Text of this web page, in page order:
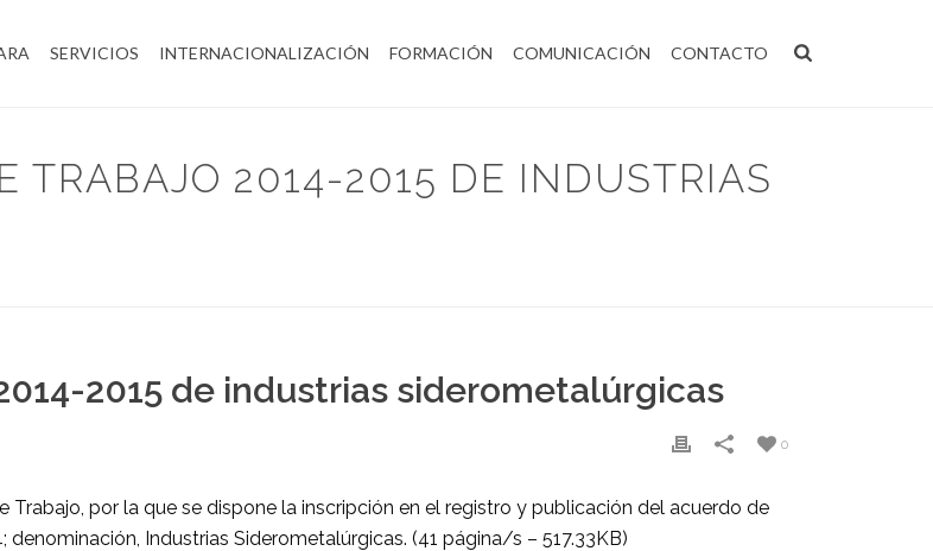
SERVICIOS INTERNACIONALIZACIÓN FORMACIÓN COMUNICACIÓN CONTACTO
TRABAJO 2014-2015 DE INDUSTRIAS
2015 de industrias siderometalúrgicas
0
Trabajo, por la que se dispone la inscripción en el registro y publicación del acuerdo de
Industrias Siderometalúrgicas. (41 página/s – 517.33KB)